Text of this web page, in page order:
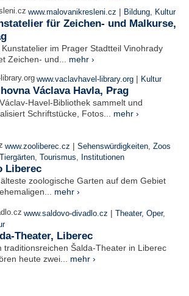
www.malovanikresleni.cz | Bildung, Kultur
für Zeichen- und Malkurse,
Kunstatelier im Prager Stadtteil Vinohrady
Zeichen- und... mehr ›
www.vaclavhavel-library.org | Kultur
Václava Havla, Prag
Havel-Bibliothek sammelt und
Schriftstücke, Fotos... mehr ›
www.zooliberec.cz | Sehenswürdigkeiten, Zoos
, Tourismus, Institutionen
Liberec
zoologische Garten auf dem Gebiet
mehr ›
www.saldovo-divadlo.cz | Theater, Oper,
Theater, Liberec
traditionsreichen Šalda-Theater in Liberec
heute zwei... mehr ›